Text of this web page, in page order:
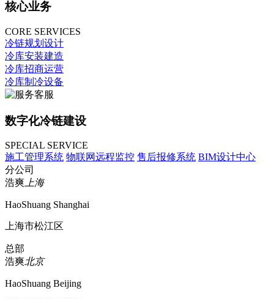
核心业务
CORE SERVICES
冷链规划设计
冷库安装建造
冷库招商运营
冷库制冷设备
数字化冷链建设
SPECIAL SERVICE
施工管理系统 物联网远程监控 售后报修系统 BIM设计中心
分公司
浩爽上海
HaoShuang Shanghai
上海市松江区
总部
浩爽北京
HaoShuang Beijing